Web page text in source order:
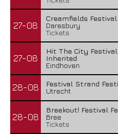
27-08
Creamfields
Daresbury
Tickets
27-08
Hit The City
Inherited
Eindhoven
28-08
Festival Strand
Utrecht
28-08
Breekout! Festival
Bree
Tickets